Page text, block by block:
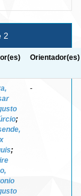
2
Orientador(es)
;
;
-